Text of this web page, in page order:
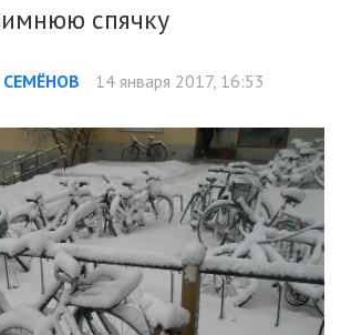
спячку
СЕМЁНОВ 14 января 2017, 16:53